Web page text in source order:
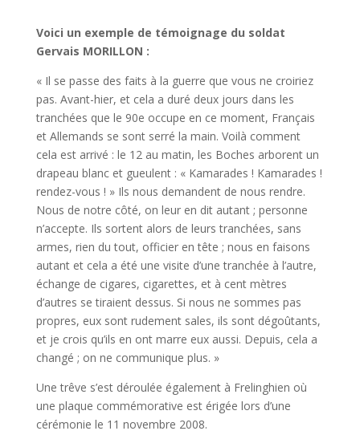
Voici un exemple de témoignage du soldat
Gervais MORILLON :
« Il se passe des faits à la guerre que vous ne croiriez
pas. Avant-hier, et cela a duré deux jours dans les
tranchées que le 90e occupe en ce moment, Français
et Allemands se sont serré la main. Voilà comment
cela est arrivé : le 12 au matin, les Boches arborent un
drapeau blanc et gueulent : « Kamarades ! Kamarades !
rendez-vous ! » Ils nous demandent de nous rendre.
Nous de notre côté, on leur en dit autant ; personne
n’accepte. Ils sortent alors de leurs tranchées, sans
armes, rien du tout, officier en tête ; nous en faisons
autant et cela a été une visite d’une tranchée à l’autre,
échange de cigares, cigarettes, et à cent mètres
d’autres se tiraient dessus. Si nous ne sommes pas
propres, eux sont rudement sales, ils sont dégoûtants,
et je crois qu’ils en ont marre eux aussi. Depuis, cela a
changé ; on ne communique plus. »
Une trêve s’est déroulée également à Frelinghien où
une plaque commémorative est érigée lors d’une
cérémonie le 11 novembre 2008.